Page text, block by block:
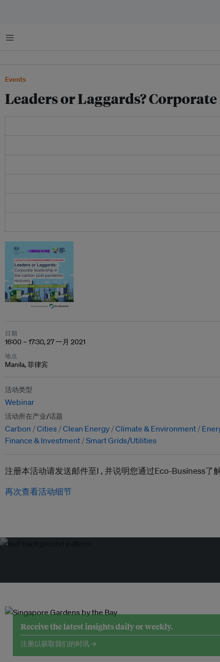
菜单
Events
Leaders or Laggards?
日期
16:00 – 17:30, 27 一月 2021
地点
Manila, 菲律宾
活动类型
Webinar
活动所在产业/话题
Carbon Cities Clean Energy Climate & Environment
Finance & Investment Smart Grids/Utilities
注册本活动请发送邮件至l , 并说明您通过Eco-Business了
再次查看活动细节
Receive the latest insights daily or weekly.
注册以获取我们的时讯 →